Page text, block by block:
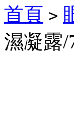
首頁 >
濕凝露/